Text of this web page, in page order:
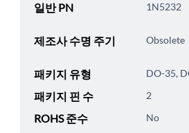
일반 PN 1N5232
제조사 수명 주기 Obsolete
패키지 유형 DO-35,
패키지 핀 수 2
ROHS 준수 No